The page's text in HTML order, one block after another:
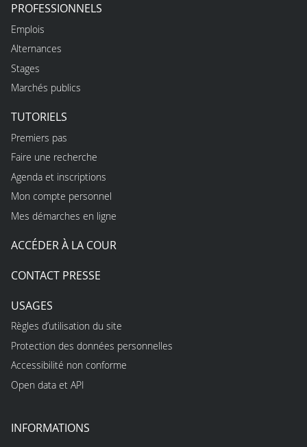
PROFESSIONNELS
Emplois
Alternances
Stages
Marchés publics
TUTORIELS
Premiers pas
Faire une recherche
Agenda et inscriptions
Mon compte personnel
Mes démarches en ligne
ACCÉDER À LA COUR
CONTACT PRESSE
USAGES
Règles d’utilisation du site
Protection des données personnelles
Accessibilité non conforme
Open data et API
INFORMATIONS